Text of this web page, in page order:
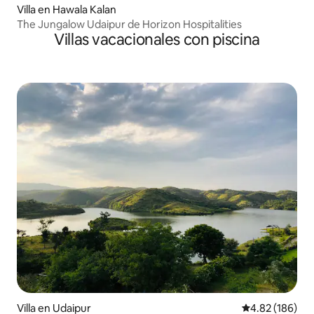
Villa en Hawala Kalan
The Jungalow Udaipur de Horizon Hospitalities
Villas vacacionales con piscina
Villa en Udaipur Calificación
4.82 (186)